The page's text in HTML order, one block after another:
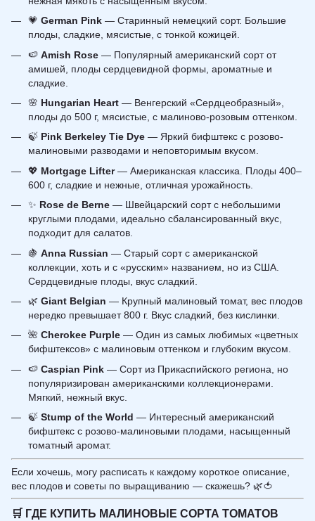
💗 German Pink — Старинный немецкий сорт. Большие
плоды, сладкие, мясистые, с тонкой кожицей.
🍉 Amish Rose — Популярный американский сорт от
амишей, плоды сердцевидной формы, ароматные и
сладкие.
🌸 Hungarian Heart — Венгерский «Сердцеобразный»,
плоды до 500 г, мясистые, с малиново-розовым оттенком.
🍃 Pink Berkeley Tie Dye — Яркий бифштекс с розово-
малиновыми разводами и неповторимым вкусом.
💖 Mortgage Lifter— Американская классика. Плоды 400–
600 г, сладкие и нежные, отличная урожайность.
✨ Rose de Berne — Швейцарский сорт с небольшими
круглыми плодами, идеально сбалансированный вкус,
подходит для салатов.
🍇 Anna Russian — Старый сорт с американской
коллекции, хоть и с «русским» названием, но из США.
Сердцевидные плоды, вкус сладкий.
🌿 Giant Belgian — Крупный малиновый томат, вес плодов
нередко превышает 800 г. Вкус сладкий, без кислинки.
🌺 Cherokee Purple — Один из самых любимых «цветных
бифштексов» с малиновым оттенком и глубоким вкусом.
🍉 Caspian Pink — Сорт из Прикаспийского региона, но
популяризирован американскими коллекционерами.
Мягкий, нежный вкус.
🍃 Stump of the World — Интересный американский
бифштекс с розово-малиновыми плодами, насыщенный
томатный аромат.
Если хочешь, могу расписать к каждому короткое описание,
вес плодов и советы по выращиванию — скажешь? 🌿🍅
🛒 ГДЕ КУПИТЬ МАЛИНОВЫЕ СОРТА ТОМАТОВ